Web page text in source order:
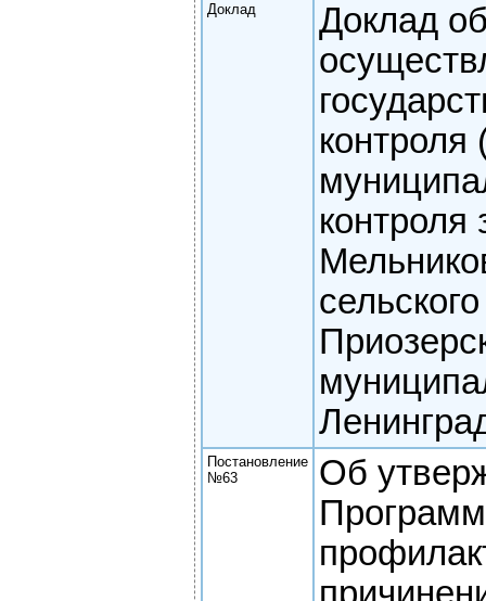
Доклад
Доклад
контроля
контроля
Постановление
№63
Об